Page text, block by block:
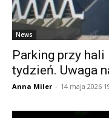
News
Parking przy
tydzień. Uwaga
Anna Miler - 14 maja 2026